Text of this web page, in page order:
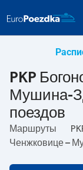
PKP
Мушина-
поездов
Маршруты
Ченжковице –
. Первый